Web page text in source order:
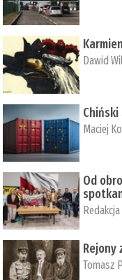
Dawid
Maciej
Od
Redakcja
Rejony
Tomasz